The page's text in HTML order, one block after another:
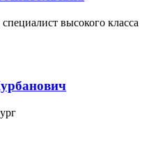
высокого класса